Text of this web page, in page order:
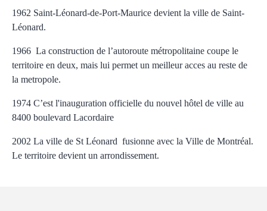
1962 Saint-Léonard-de-Port-Maurice devient la ville de Saint-
Léonard.
1966 La construction de l’autoroute métropolitaine coupe le
territoire en deux, mais lui permet un meilleur acces au reste de
la metropole.
1974 C’est l'inauguration officielle du nouvel hôtel de ville au
8400 boulevard Lacordaire
2002 La ville de St Léonard fusionne avec la Ville de Montréal.
Le territoire devient un arrondissement.